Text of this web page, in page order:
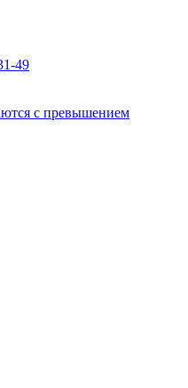
49
с превышением